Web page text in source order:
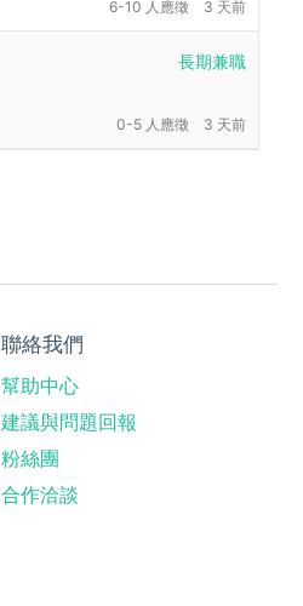
6-10 人應徵 3 天前
長期兼職
0-5 人應徵 3 天前
聯絡我們
幫助中心
建議與問題回報
粉絲團
合作洽談